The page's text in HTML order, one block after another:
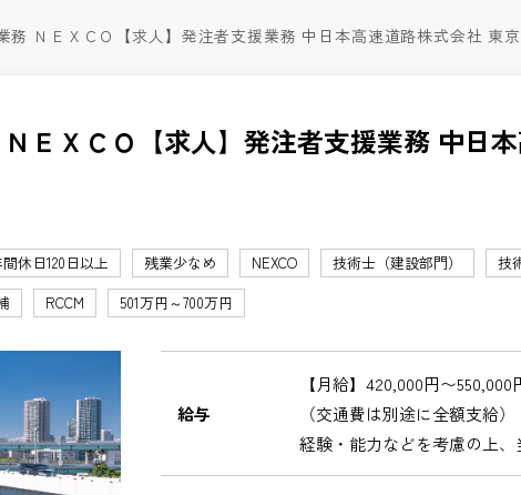
務 ＮＥＸＣＯ【求人】発注者支援業務 中日本高速道路株式会社 東
ＮＥＸＣＯ【求人】発注者支援業務 中日
休日120日以上 残業少なめ NEXCO 技術士（建設部門）
技
RCCM 501万円～700万円
給与
【月給】420,000円〜550,000
（交通費は別途に全額支給）
経験・能力などを考慮の上